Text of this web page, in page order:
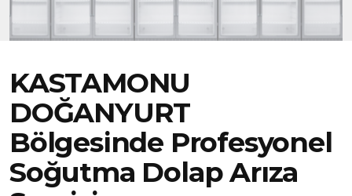
KASTAMONU
DOĞANYURT
Bölgesinde Profesyonel
Soğutma Dolap Arıza